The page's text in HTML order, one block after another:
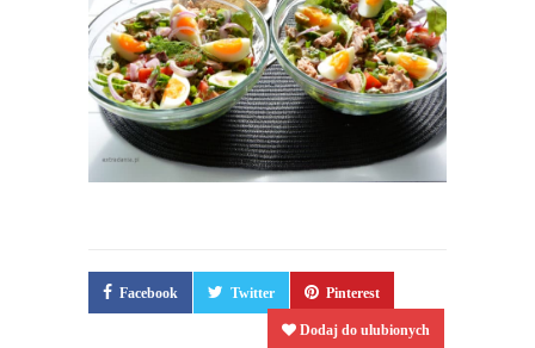
Facebook Twitter Pinterest
Dodaj do ulubionych